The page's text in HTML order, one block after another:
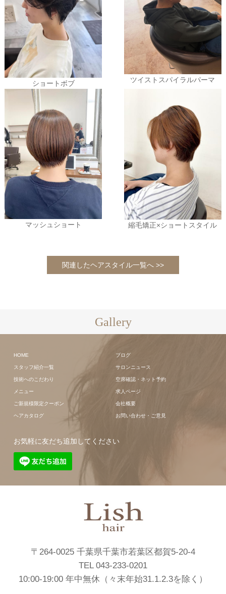
ショートボブ ツイストスパイラルパーマ
マッシュショート 縮毛矯正×ショートスタイル
関連したヘアスタイル一覧へ >>
Gallery
HOME
スタッフ紹介一覧
技術へのこだわり
メニュー
ご新規様限定クーポン
ヘアカタログ
ブログ
サロンニュース
空席確認・ネット予約
求人ページ
会社概要
お問い合わせ・ご意見
お気軽に友だち追加してください
〒264-0025 千葉県千葉市若葉区都賀5-20-4
TEL 043-233-0201
10:00-19:00 年中無休（々末年始31.1.2.3を除く）